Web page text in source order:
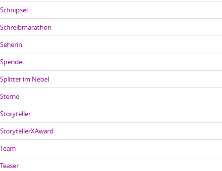
Schnipsel
Schreibmarathon
Seherin
Spende
Splitter im Nebel
Sterne
Storyteller
StorytellerXAward
Team
Teaser